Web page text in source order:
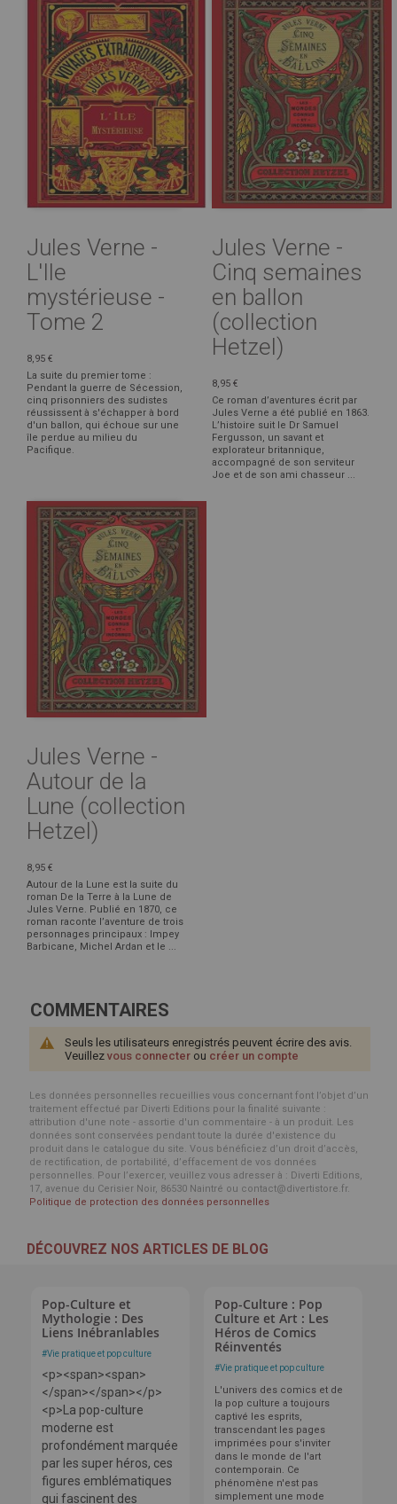
Jules Verne -
L'Ile
mystérieuse -
Tome 2
8,95 €
La suite du premier tome :
Pendant la guerre de Sécession,
cinq prisonniers des sudistes
réussissent à s'échapper à bord
d'un ballon, qui échoue sur une
île perdue au milieu du
Pacifique.
Jules Verne -
Cinq semaines
en ballon
(collection
Hetzel)
8,95 €
Ce roman d’aventures écrit par
Jules Verne a été publié en 1863.
L’histoire suit le Dr Samuel
Fergusson, un savant et
explorateur britannique,
accompagné de son serviteur
Joe et de son ami chasseur ...
Jules Verne -
Autour de la
Lune (collection
Hetzel)
8,95 €
Autour de la Lune est la suite du
roman De la Terre à la Lune de
Jules Verne. Publié en 1870, ce
roman raconte l’aventure de trois
personnages principaux : Impey
Barbicane, Michel Ardan et le ...
COMMENTAIRES
Seuls les utilisateurs enregistrés peuvent écrire des avis.
Veuillez vous connecter ou créer un compte
Les données personnelles recueillies vous concernant font l’objet d’un
traitement effectué par Diverti Editions pour la finalité suivante :
attribution d'une note - assortie d'un commentaire - à un produit. Les
données sont conservées pendant toute la durée d'existence du
produit dans le catalogue du site. Vous bénéficiez d’un droit d’accès,
de rectification, de portabilité, d’effacement de vos données
personnelles. Pour l’exercer, veuillez vous adresser à : Diverti Editions,
17, avenue du Cerisier Noir, 86530 Naintré ou contact@divertistore.fr.
Politique de protection des données personnelles
DÉCOUVREZ NOS ARTICLES DE BLOG
Pop-Culture et
Mythologie : Des
Liens Inébranlables
#Vie pratique et pop culture
<p><span><span>
</span></span></p>
<p>La pop-culture
moderne est
profondément marquée
par les super héros, ces
figures emblématiques
qui fascinent des
Pop-Culture : Pop
Culture et Art : Les
Héros de Comics
Réinventés
#Vie pratique et pop culture
L'univers des comics et de
la pop culture a toujours
captivé les esprits,
transcendant les pages
imprimées pour s'inviter
dans le monde de l'art
contemporain. Ce
phénomène n'est pas
simplement une mode